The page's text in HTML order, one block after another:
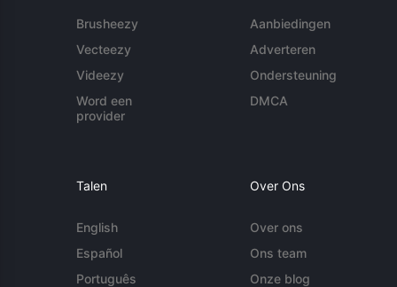
Brusheezy
Vecteezy
Videezy
Word een
provider
Aanbiedingen
Adverteren
Ondersteuning
DMCA
Talen
English
Español
Português
Over Ons
Over ons
Ons team
Onze blog